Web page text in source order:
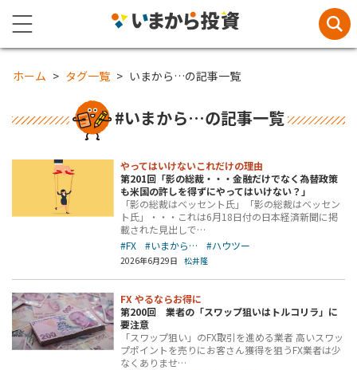
ホーム タグ一覧 いまから…の記事一覧
#いまから…の記事一覧
やってはいけないこれだけの理由
第201回「影の総裁・・・金融だけでなく為替政策
も米国の許しを得ずにやってはいけない？」
「影の総裁はベッセント氏」「影の総裁はベッセン
ト氏」・・・これは6月18日付の日本経済新聞に掲
載された見出しで…
#FX
#いまから… #ハウツー
2026年6月29日 松井隆
FX やるならお得に
第200回 業者の「スワップ狙いはトルコリラ」に
要注意
「スワップ狙い」のFX取引を進める業者 高いスワッ
プポイントを売りにお客さん獲得を狙うFX業者は少
なくありませ…